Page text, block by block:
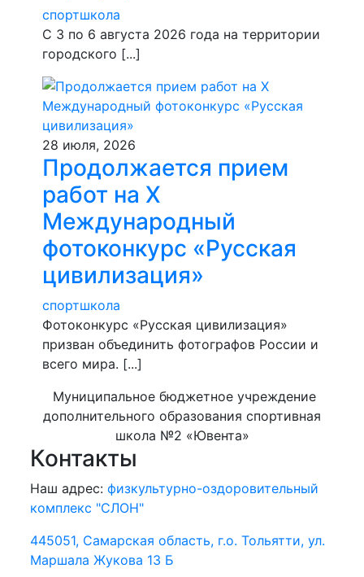
спортшкола
С 3 по 6 августа 2026 года на территории
городского [...]
28 июля, 2026
Продолжается прием
работ на Х
Международный
фотоконкурс «Русская
цивилизация»
спортшкола
Фотоконкурс «Русская цивилизация»
призван объединить фотографов России и
всего мира. [...]
Муниципальное бюджетное учреждение
дополнительного образования спортивная
школа №2 «Ювента»
Контакты
Наш адрес:физкультурно-оздоровительный
комплекс "СЛОН"
445051, Самарская область, г.о. Тольятти, ул.
Маршала Жукова 13 Б